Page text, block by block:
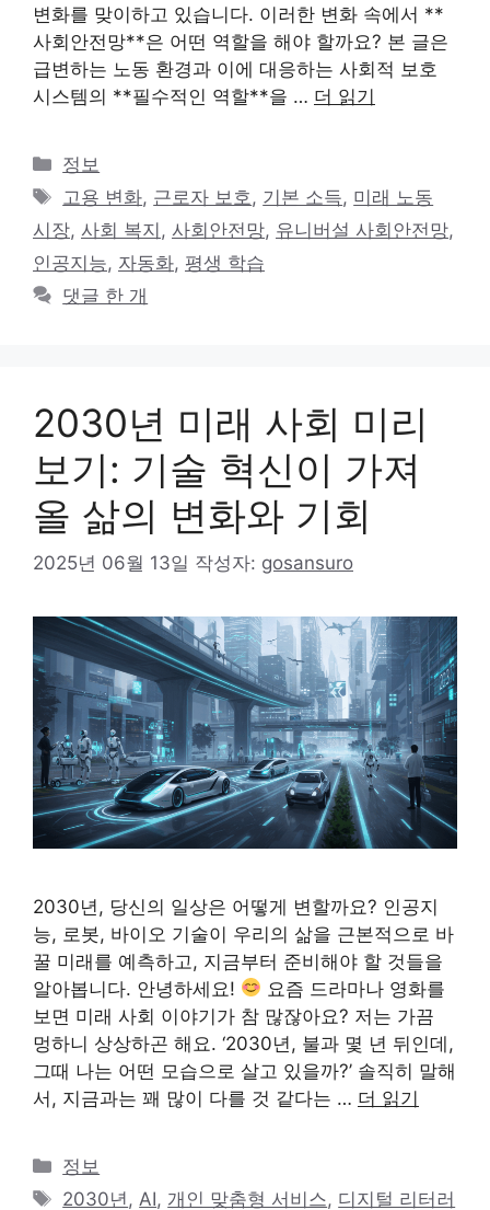
변화를 맞이하고 있습니다. 이러한 변화 속에서 **
사회안전망**은 어떤 역할을 해야 할까요? 본 글은
급변하는 노동 환경과 이에 대응하는 사회적 보호
시스템의 **필수적인 역할**을 … 더 읽기
카
테
리
정보
태
그
고용 변화, 근로자 보호 , 기본 소득, 미래 노동
시장, 사회 복지 , 사회안전망, 유니버설 사회안전망,
인공지능, 자동화, 평생 학습
댓글 한 개
2030년 미래 사회 미리
보기: 기술 혁신이 가져
올 삶의 변화와 기회
2025년 06월 13일 작성자: gosansuro
2030년, 당신의 일상은 어떻게 변할까요? 인공지
능, 로봇, 바이오 기술이 우리의 삶을 근본적으로 바
꿀 미래를 예측하고, 지금부터 준비해야 할 것들을
알아봅니다. 안녕하세요!
요즘 드라마나 영화를
보면 미래 사회 이야기가 참 많잖아요? 저는 가끔
멍하니 상상하곤 해요. ‘2030년, 불과 몇 년 뒤인데,
그때 나는 어떤 모습으로 살고 있을까?’ 솔직히 말해
서, 지금과는 꽤 많이 다를 것 같다는 … 더 읽기
카
테
정보
태
2030년 , AI, 개인 맞춤형 서비스, 디지털 리터러